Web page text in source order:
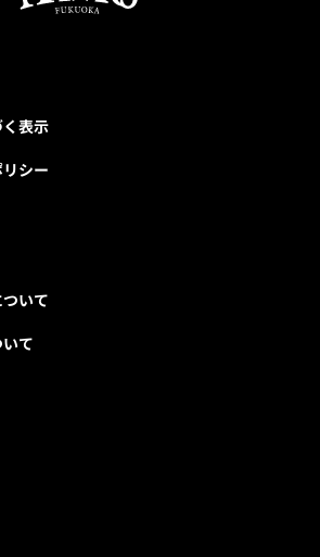
表示
シー
いて
て